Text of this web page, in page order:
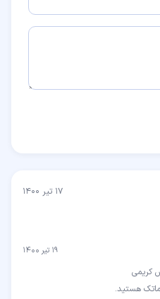
۱۷ تیر ۱۴۰۰
۱۹ تیر ۱۴۰۰